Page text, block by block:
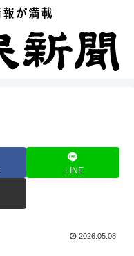
LINE
2026.05.08